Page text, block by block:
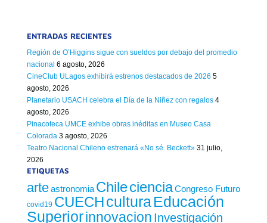
ENTRADAS RECIENTES
Región de O’Higgins sigue con sueldos por debajo del promedio
nacional 6 agosto, 2026
CineClub ULagos exhibirá estrenos destacados de 2026 5
agosto, 2026
Planetario USACH celebra el Día de la Niñez con regalos 4
agosto, 2026
Pinacoteca UMCE exhibe obras inéditas en Museo Casa
Colorada 3 agosto, 2026
Teatro Nacional Chileno estrenará «No sé. Beckett» 31 julio,
2026
ETIQUETAS
arteastronomia Chileciencia Congreso Futuro
covid19 CUECHculturaEducación
Superiorinnovacion Investigación